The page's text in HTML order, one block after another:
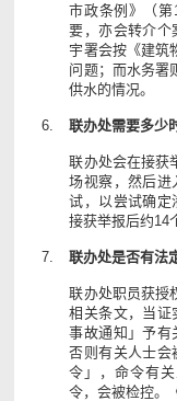
市政条例》（
要，亦会转介个
宇署会按《建筑
问题；而水务署
供水的情况。
联办处需要多少
联办处会在接获
场视察，然后进
试，以尝试确定
接获举报后约14
联办处是否有法
联办处职员获授
相关条文，当证
事故通知」予有
否则有关人士会
令」，命令有
令，会被检控。